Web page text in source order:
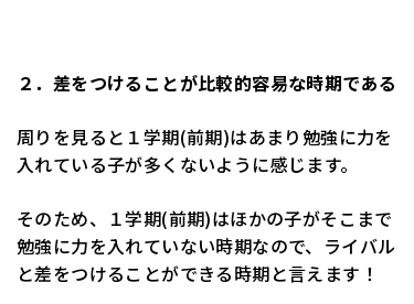
２．差をつけることが比較的容易な時期である
周りを見ると１学期(前期)はあまり勉強に力を
入れている子が多くないように感じます。
そのため、１学期(前期)はほかの子がそこまで
勉強に力を入れていない時期なので、ライバル
と差をつけることができる時期と言えます！